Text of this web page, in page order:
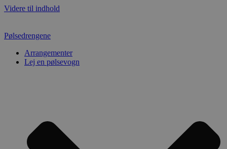
Videre til indhold
Pølsedrengene
Arrangementer
Lej en pølsevogn